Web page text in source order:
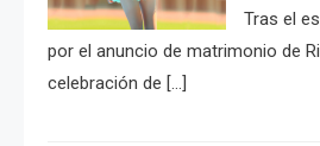
Tras el
por el anuncio de matrimonio de
celebración de […]